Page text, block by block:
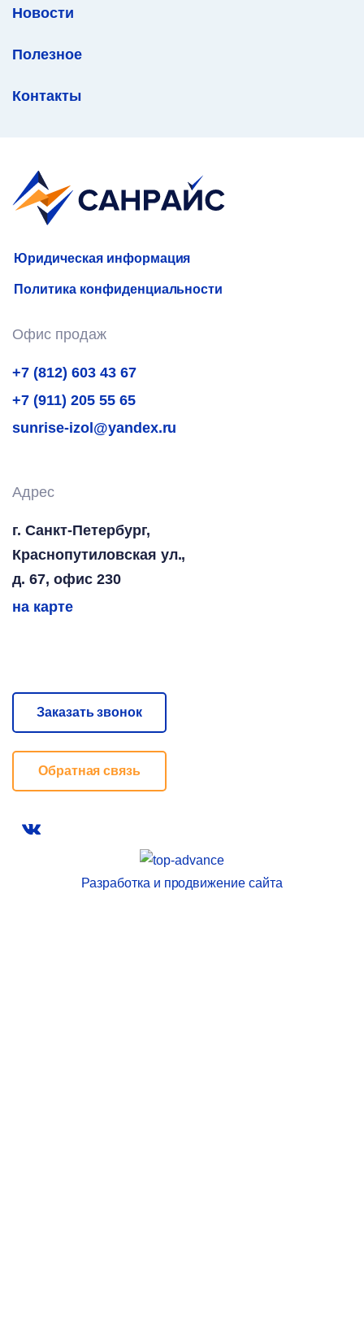
Новости
Полезное
Контакты
Юридическая информация
Политика конфиденциальности
Офис продаж
+7 (812) 603 43 67
+7 (911) 205 55 65
sunrise-izol@yandex.ru
Адрес
г. Санкт-Петербург,
Краснопутиловская ул.,
д. 67, офис 230
на карте
Заказать звонок
Обратная связь
Разработка и продвижение сайта